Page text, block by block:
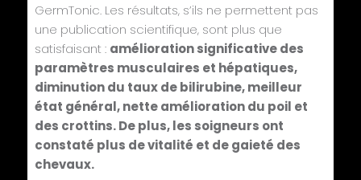
GermTonic. Les résultats, s’ils ne permettent pas
une publication scientifique, sont plus que
satisfaisant : amélioration significative des
paramètres musculaires et hépatiques,
diminution du taux de bilirubine, meilleur
état général, nette amélioration du poil et
des crottins. De plus, les soigneurs ont
constaté plus de vitalité et de gaieté des
chevaux.